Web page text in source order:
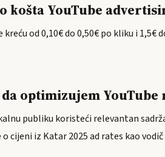
košta YouTube
kreću od 0,10€ do 0,50€ po kliku i
optimizujem
publiku koristeći relevantan
cijeni iz Katar 2025 ad rates kao